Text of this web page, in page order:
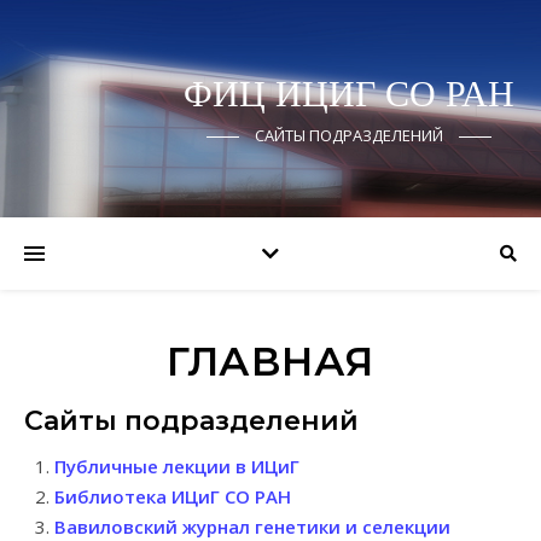
ФИЦ ИЦИГ СО РАН
САЙТЫ ПОДРАЗДЕЛЕНИЙ
ГЛАВНАЯ
Сайты подразделений
Публичные лекции в ИЦиГ
Библиотека ИЦиГ СО РАН
Вавиловский журнал генетики и селекции